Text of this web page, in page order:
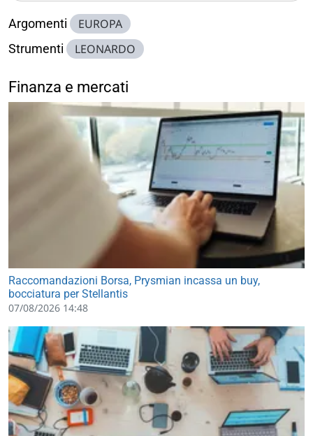
Argomenti EUROPA
Strumenti LEONARDO
Finanza e mercati
Raccomandazioni Borsa, Prysmian incassa un buy,
bocciatura per Stellantis
07/08/2026 14:48